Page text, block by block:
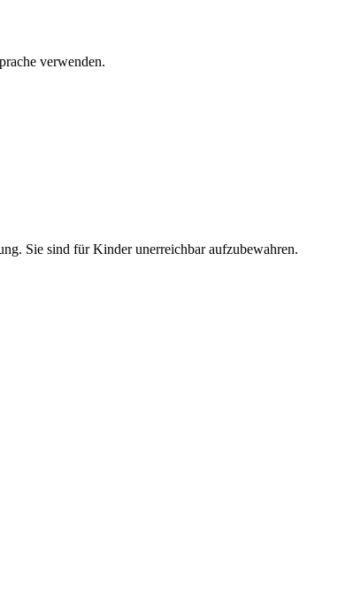
verwenden.
Sie sind für Kinder unerreichbar aufzubewahren.